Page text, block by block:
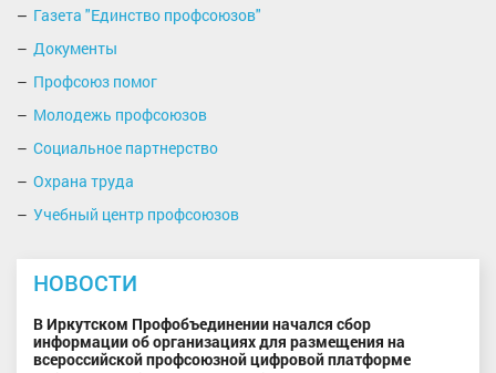
Газета "Единство профсоюзов"
Документы
Профсоюз помог
Молодежь профсоюзов
Социальное партнерство
Охрана труда
Учебный центр профсоюзов
НОВОСТИ
В Иркутском Профобъединении начался сбор
информации об организациях для размещения на
всероссийской профсоюзной цифровой платформе